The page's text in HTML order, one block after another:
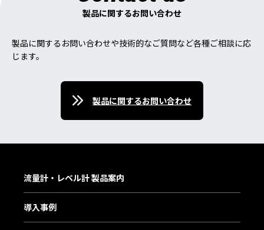
製品に関するお問い合わせ
製品に関するお問い合わせや技術的なご質問など各種ご相談に応
じます。
製品に関するお問い合わせ
流量計・レベル計 製品案内
導入事例